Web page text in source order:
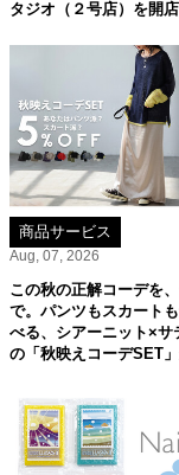
タジオ（２号店）を開店
商品サービス
Aug, 07, 2026
この秋の正解コーデを
で。パンツもスカート
べる、シアーニット×サ
の「秋映えコーデSET